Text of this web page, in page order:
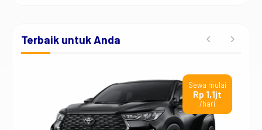
maupun luar kota. Jadi begini… banyak orang sekarang
mulai sadar kalau memilih kendaraan itu bukan cuma
Terbaik untuk Anda
Sewa mulai
Rp 1,1jt
/hari